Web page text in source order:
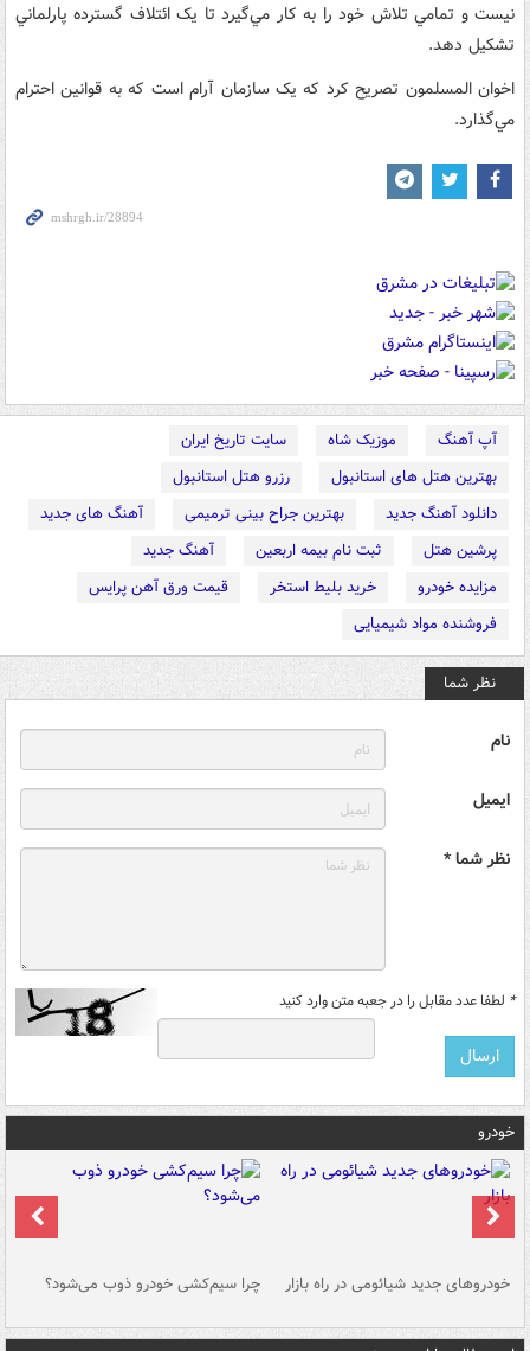
نيست و تمامي تلاش خود را به کار مي‌گيرد تا يک ائتلاف گسترده پارلماني
تشکيل دهد.
اخوان المسلمون تصريح کرد که يک سازمان آرام است که به قوانين احترام
مي‌گذارد.
آپ آهنگ موزیک شاه
سایت تاریخ ایران
بهترین هتل های استانبول
رزرو هتل استانبول
دانلود آهنگ جدید
بهترین جراح بینی ترمیمی
آهنگ های جدید
پرشین هتل
ثبت نام بیمه اربعین
آهنگ جدید
مزایده خودرو
خرید بلیط استخر
قیمت ورق آهن پرایس
فروشنده مواد شیمیایی
نظر شما
نام
ایمیل
نظر شما *
* لطفا عدد مقابل را در جعبه متن وارد کنید
خودرو
خودروهای جدید شیائومی در راه بازار چرا سیم‌کشی خودرو ذوب می‌شود؟